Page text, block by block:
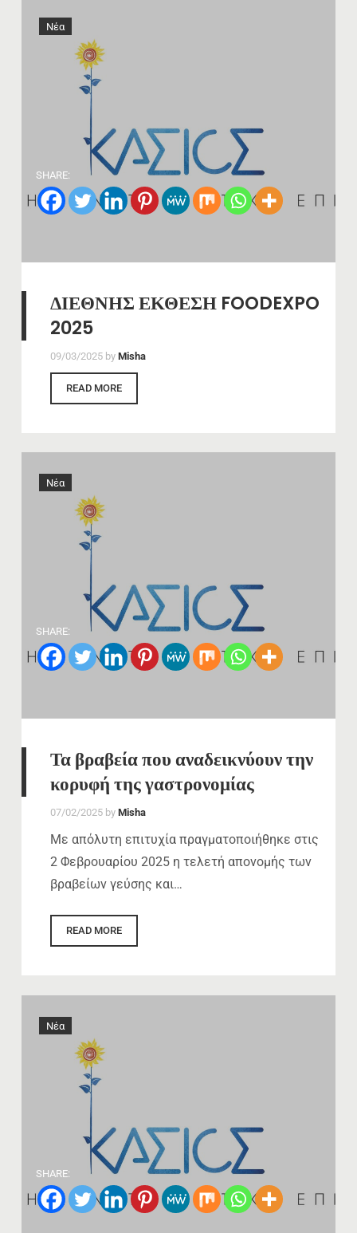
Νέα
SHARE:
ΔΙΕΘΝΗΣ ΕΚΘΕΣΗ FOODEXPO
2025
09/03/2025 by Misha
READ MORE
Νέα
SHARE:
Τα βραβεία που αναδεικνύουν την
κορυφή της γαστρονομίας
07/02/2025 by Misha
Με απόλυτη επιτυχία πραγματοποιήθηκε στις
2 Φεβρουαρίου 2025 η τελετή απονομής των
βραβείων γεύσης και…
READ MORE
Νέα
SHARE: